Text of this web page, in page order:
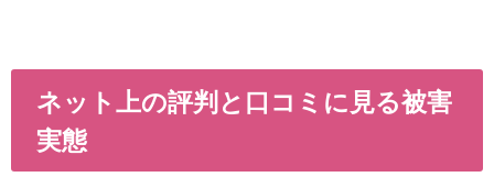
ネット上の評判と口コミに見る被害
実態